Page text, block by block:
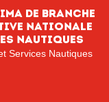
de branche
nationale
nautiques
Services Nautiques